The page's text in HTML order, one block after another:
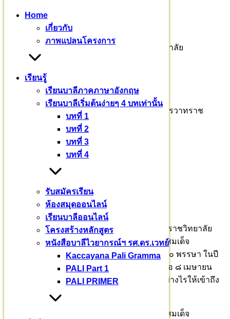
Home
เกี่ยวกับ
ภาพแปลนโครงการ
เรียนรู้
เรียนบาลีภาคภาษาอังกฤษ
เรียนบาลีเริ่มต้นง่ายๆ 4 บทเท่านั้น
บทที่ 1
บทที่ 2
บทที่ 3
บทที่ 4
รับสมัครเรียน
ห้องสมุดออนไลน์
เรียนบาลีออนไลน์
โครงสร้างหลักสูตร
หนังสือบาลีไวยากรณ์ฯ รศ.ดร.เวทย์
Kaccayana Pali Gramma
PALI Part 1
PALI PRIMER
ธ.กรุงไทย สาขากำแพงแสน
ชื่อบัญชี มหาวชิราลงกรณบาลีเถรวาทราชวิทยาลัย
พระธรรมวชิราจารย์ รศ.ดร.
รักษาการผู้อำนวยการ มหาวชิราลงกรณบาลีเถรวาทราช
๐๙๒ – ๖๙๔ – ๘๘๘๓
ผู้รับผิดชอบโครงการ
๐๘๑ – ๙๔๓ – ๒๖๖๕
มหาวชิราลงกรณบาลีเถรวาทราชวิทยาลัย เป็นราชวิทยาลัย
เฉลิมพระเกียรติ ในพระราชวโรกาสที่พระบาทสมเด็จ
พระเจ้าอยู่หัว ทรงเจริญพระชนมพรรษา ครบ ๗๐ พรรษา ในปี
พ.ศ. ๒๕๖๕ จัดสร้างเพื่อสนองพระราชปุจฉา เมื่อ ๘ เมษายน
๒๕๖๔ “จะส่งเสริมการเรียนการสอนพระบาลีอย่างไรให้เข้าถึง
พระไตรปิฎก”
วันที่ ๖ เมษายน ๒๕๖๕ ตรงกับวันจักรี พระบาทสมเด็จ